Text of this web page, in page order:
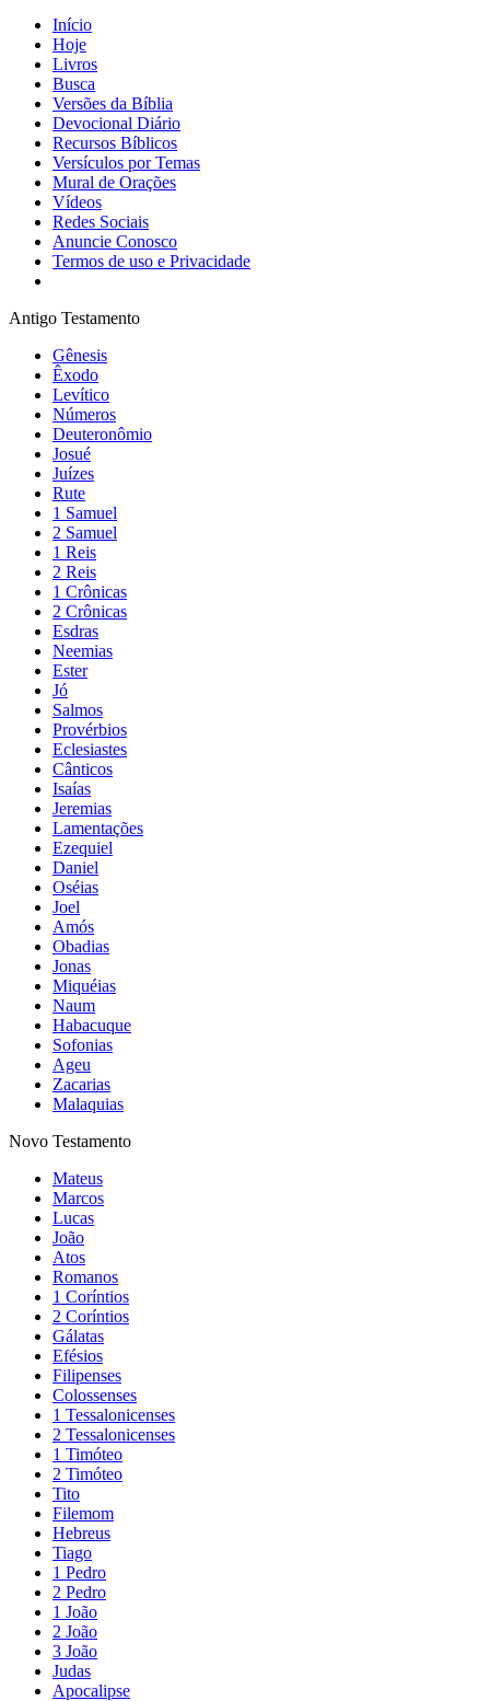
Início
Hoje
Livros
Busca
Versões da Bíblia
Devocional Diário
Recursos Bíblicos
Versículos por Temas
Mural de Orações
Vídeos
Redes Sociais
Anuncie Conosco
Termos de uso e Privacidade
Antigo Testamento
Gênesis
Êxodo
Levítico
Números
Deuteronômio
Josué
Juízes
Rute
1 Samuel
2 Samuel
1 Reis
2 Reis
1 Crônicas
2 Crônicas
Esdras
Neemias
Ester
Jó
Salmos
Provérbios
Eclesiastes
Cânticos
Isaías
Jeremias
Lamentações
Ezequiel
Daniel
Oséias
Joel
Amós
Obadias
Jonas
Miquéias
Naum
Habacuque
Sofonias
Ageu
Zacarias
Malaquias
Novo Testamento
Mateus
Marcos
Lucas
João
Atos
Romanos
1 Coríntios
2 Coríntios
Gálatas
Efésios
Filipenses
Colossenses
1 Tessalonicenses
2 Tessalonicenses
1 Timóteo
2 Timóteo
Tito
Filemom
Hebreus
Tiago
1 Pedro
2 Pedro
1 João
2 João
3 João
Judas
Apocalipse